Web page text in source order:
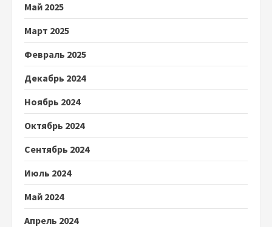
Май 2025
Март 2025
Февраль 2025
Декабрь 2024
Ноябрь 2024
Октябрь 2024
Сентябрь 2024
Июль 2024
Май 2024
Апрель 2024